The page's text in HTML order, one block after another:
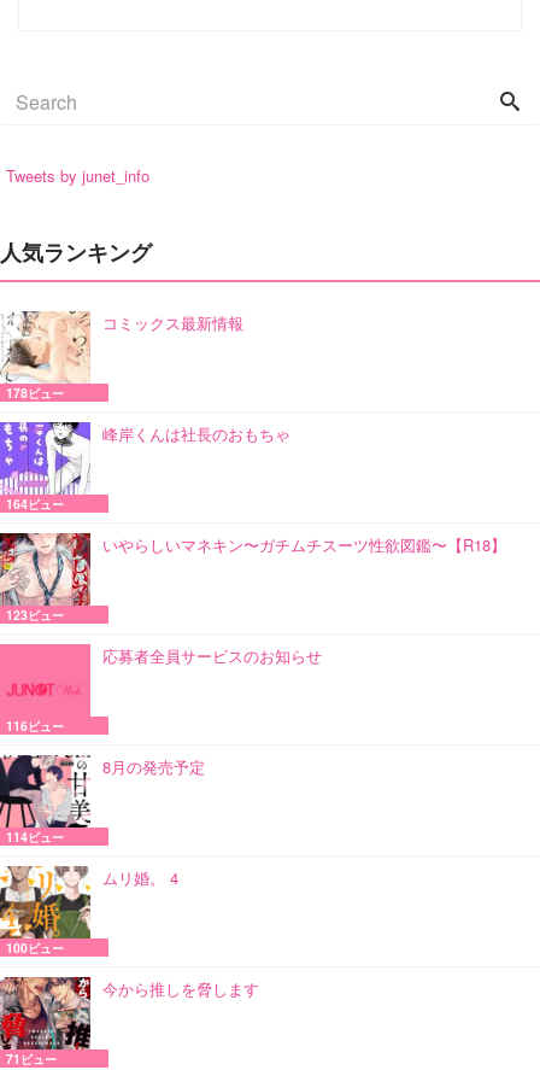
Tweets by junet_info
人気ランキング
コミックス最新情報
178ビュー
峰岸くんは社長のおもちゃ
164ビュー
いやらしいマネキン〜ガチムチスーツ性欲図鑑〜【R18】
123ビュー
応募者全員サービスのお知らせ
116ビュー
8月の発売予定
114ビュー
ムリ婚。 4
100ビュー
今から推しを脅します
71ビュー